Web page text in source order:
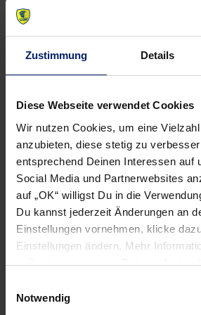
Zustimmung Details
Diese Webseite verwendet Cookies
Wir nutzen Cookies, um eine
anzubieten, diese stetig zu
entsprechend Deinen Interessen auf
Social Media und Partnerwebsites
auf „OK“ willigst Du in die
Du kannst jederzeit Änderungen an
Einstellungen vornehmen, klicke
Einstellungen ändern. Mehr
außerdem in unserer
Notwendig
Extraportion Speed
Uwe Gensheimer neben Holger Bachert.
Der aus Bukarest gekommene
die durchaus exotische Aussprache
(siehe YouTube-Video zur PK)